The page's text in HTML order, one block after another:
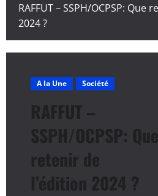
RAFFUT – SSPH/OCPSP: Que
2024 ?
A la Une Société
RAFFUT –
SSPH/OCPSP: Que
retenir de
l’édition 2024 ?